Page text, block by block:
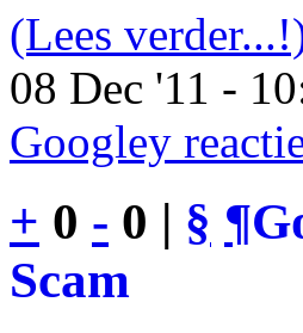
(Lees
08 Dec '11 -
Googley
+ 0 - 0 | § ¶
Scam